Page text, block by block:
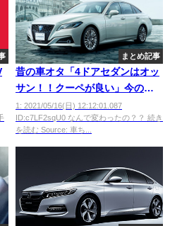
まとめ記事
昔の車オタ「4ドアセダンはオッ
サン！！クーペが良い」今の車
オタ「セダンはカッコいい」←
コレｗｗｗｗｗwwwww
1: 2021/05/16(日) 12:12:01.087
ID:c7LF2sqU0 なんで変わったの？？ 続き
を読む Source: 車ち...